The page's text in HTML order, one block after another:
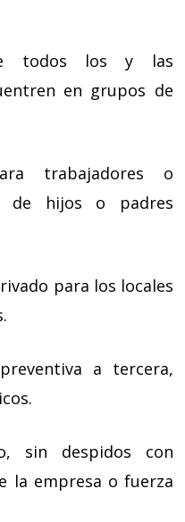
todos los y las
en grupos de
trabajadores o
de hijos o padres
para los locales
a tercera,
sin despidos con
la empresa o fuerza